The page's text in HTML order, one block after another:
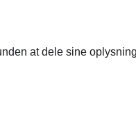
at dele sine